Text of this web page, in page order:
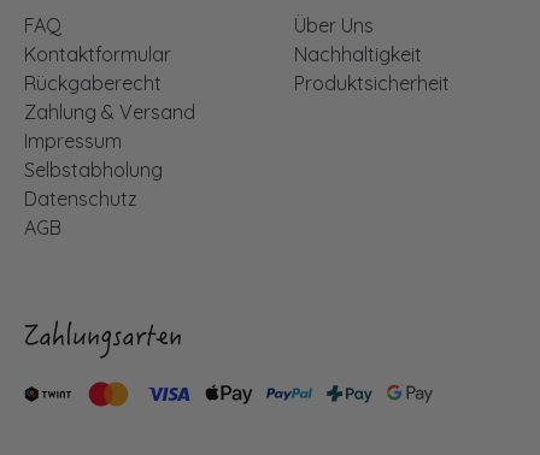
FAQ
Kontaktformular
Rückgaberecht
Zahlung & Versand
Impressum
Selbstabholung
Datenschutz
AGB
Über Uns
Nachhaltigkeit
Produktsicherheit
Zahlungsarten